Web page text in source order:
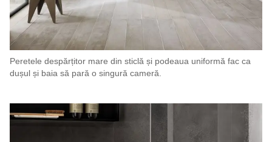
Peretele despărțitor mare din sticlă și podeaua uniformă fac ca
dușul și baia să pară o singură cameră.